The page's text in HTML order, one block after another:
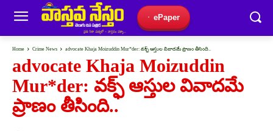
ePaper
Home Crime News advocate Khaja Moizuddin Mur*der: వక్ఫ్ ఆస్తుల వివాదమే ప్రాణం తీసింది..
advocate Khaja Moizuddin
Mur*der: వక్ఫ్ ఆస్తుల వివాదమే
ప్రాణం తీసింది..